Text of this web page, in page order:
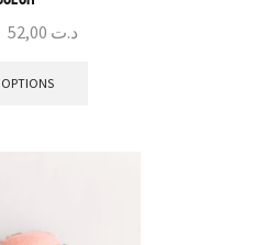
د.ت
OPTIONS